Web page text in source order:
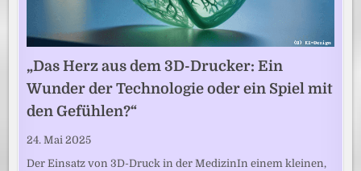
„Das Herz aus dem 3D-Drucker: Ein
Wunder der Technologie oder ein Spiel mit
den Gefühlen?“
24. Mai 2025
Der Einsatz von 3D-Druck in der MedizinIn einem kleinen,